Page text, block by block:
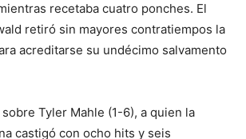
recetaba cuatro ponches. El
retiró sin mayores contratiempos la
acreditarse su undécimo salvamento
Tyler Mahle (1-6), a quien la
castigó con ocho hits y seis